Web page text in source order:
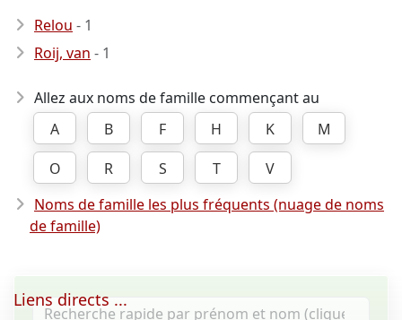
Relou - 1
Roij, van - 1
Allez aux noms de famille commençant au
A
B F H K
M
O
R S T
V
Noms de famille les plus fréquents (nuage de noms
de famille)
Liens directs ...